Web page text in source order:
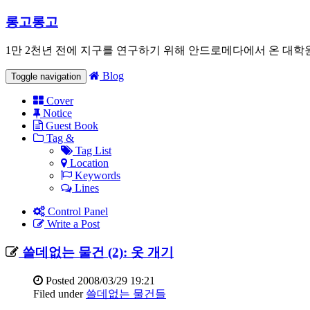
롱고롱고
1만 2천년 전에 지구를 연구하기 위해 안드로메다에서 온 대학
Toggle navigation Blog
Cover
Notice
Guest Book
Tag &
Tag List
Location
Keywords
Lines
Control Panel
Write a Post
쓸데없는 물건 (2): 옷 개기
Posted 2008/03/29 19:21
Filed under 쓸데없는 물건들